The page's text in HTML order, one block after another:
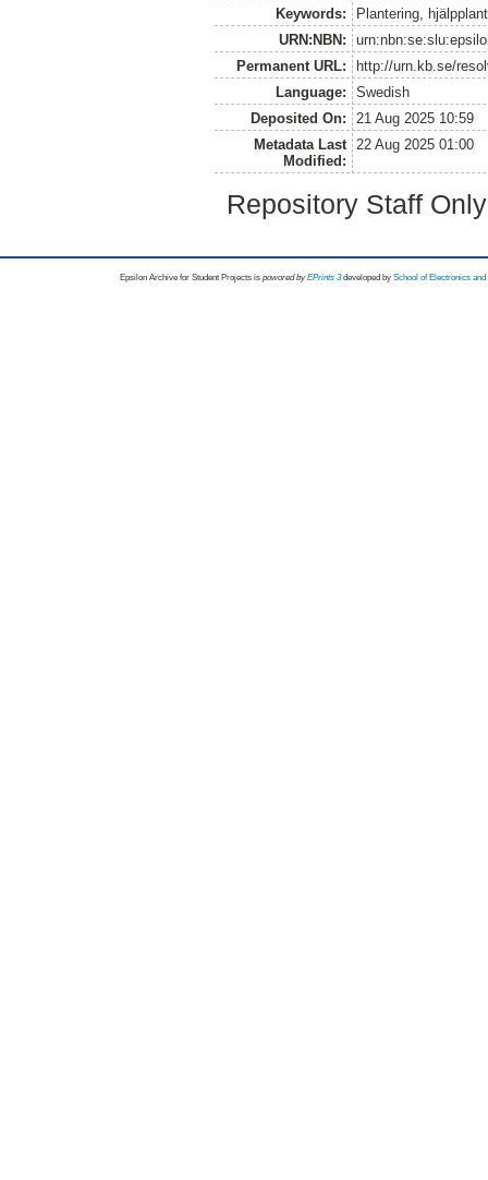
Keywords:
Plantering,
URN:NBN:
Permanent URL:
http://urn.kb.se/
Language:
Swedish
Deposited On:
21 Aug 2025 10:59
Metadata Last
Modified:
22 Aug 2025 01:00
Repository Staff
Epsilon Archive for Student Projects is powored byEPrints 3 developed by School of Electronics